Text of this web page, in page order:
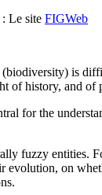
: Le site FIGWeb
(biodiversity) is
of history, and of
for the
fuzzy entities.
evolution, on